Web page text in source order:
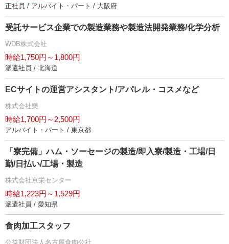
正社員 / アルバイト・パート / 大阪府
受託サービス企業での製造業務や製造法開発業務/化学分析
WDB株式会社
時給1,750円～1,800円
派遣社員 / 北海道
ECサイトの運営アシスタント/アパレル・コスメなど
株式会社樂
時給1,700円～2,500円
アルバイト・パート / 東京都
「寮完備」ハム・ソーセージの製造/即入寮/製造・工場/日
勤/日払い/工場・製造
株式会社京栄センター
時給1,223円～1,529円
派遣社員 / 愛知県
食肉加工スタッフ
公益財団法人名古屋食肉公社